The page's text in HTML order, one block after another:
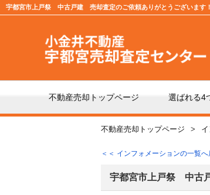
宇都宮市上戸祭 中古戸建 売却査定のご依頼ありがとうございます
不動産売却トップページ 選ばれる4
不動産の売却の流れ
よくある質問
不動産売却トップページ
＜＜ インフォメーションの一覧へ
宇都宮市上戸祭 中古